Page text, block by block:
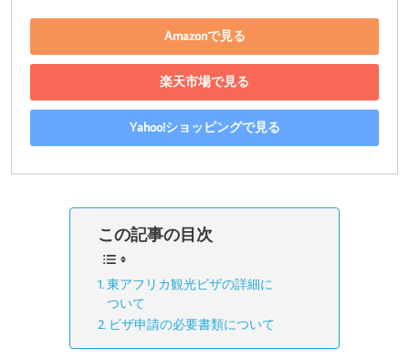
Amazonで見る
楽天市場で見る
Yahoo!ショッピングで見る
この記事の目次
東アフリカ観光ビザの詳細に
ついて
ビザ申請の必要書類について